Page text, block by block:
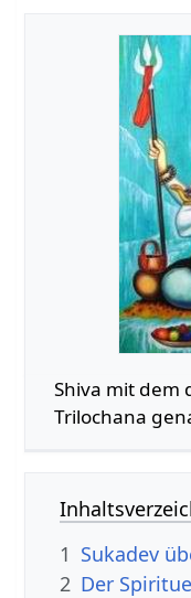
Shiva mit dem
Trilochana
1 Sukadev
2 Der